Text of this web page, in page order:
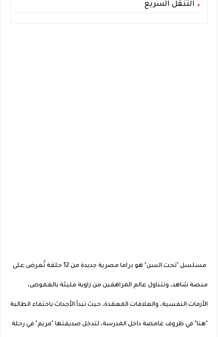
التنقل السريع
مسلسل "تحت السن" هو دراما مصرية جديدة من 12 حلقة تُعرض على
منصة شاهد، وتتناول عالم المراهقين من زاوية مليئة بالغموض،
الأزمات النفسية، والعلاقات المعقدة، حيث تبدأ الأحداث باختفاء الطالبة
"هنا" في ظروف غامضة داخل المدرسة، لتدخل صديقتها "مريم" في رحلة